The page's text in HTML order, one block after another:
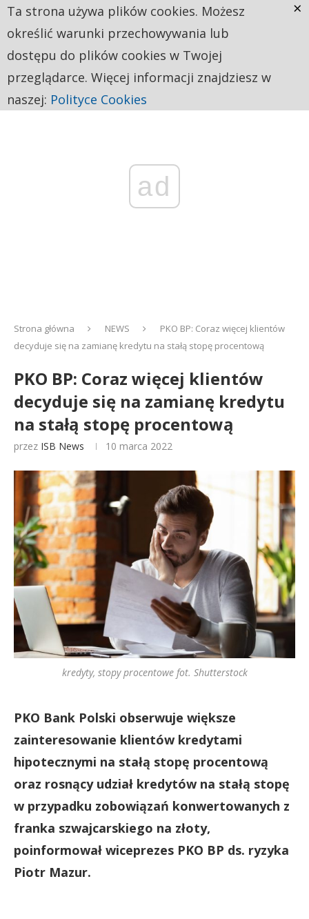
ad
Strona główna NEWS
PKO BP: Coraz więcej klientów
decyduje się na zamianę kredytu na stałą stopę procentową
PKO BP: Coraz więcej klientów
decyduje się na zamianę kredytu
na stałą stopę procentową
przez ISB News 10 marca 2022
kredyty, stopy procentowe fot. Shutterstock
PKO Bank Polski obserwuje większe
zainteresowanie klientów kredytami
hipotecznymi na stałą stopę procentową
oraz rosnący udział kredytów na stałą stopę
w przypadku zobowiązań konwertowanych z
franka szwajcarskiego na złoty,
poinformował wiceprezes PKO BP ds. ryzyka
Piotr Mazur.
Ta strona używa plików cookies. Możesz
określić warunki przechowywania lub
dostępu do plików cookies w Twojej
przeglądarce. Więcej informacji znajdziesz w
naszej: Polityce Cookies
×